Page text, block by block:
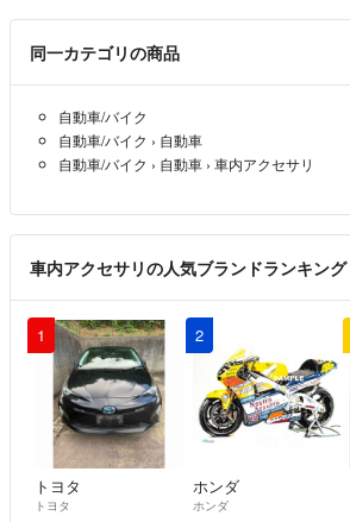
同一カテゴリの商品
自動車/バイク
自動車/バイク › 自動車
自動車/バイク › 自動車 › 車内アクセサリ
車内アクセサリの人気ブランドランキング
1
トヨタ
トヨタ
2
ホンダ
ホンダ